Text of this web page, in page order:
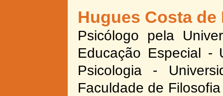
Hugues Costa
Psicólogo pela
Educação Especial -
Psicologia -
Faculdade de